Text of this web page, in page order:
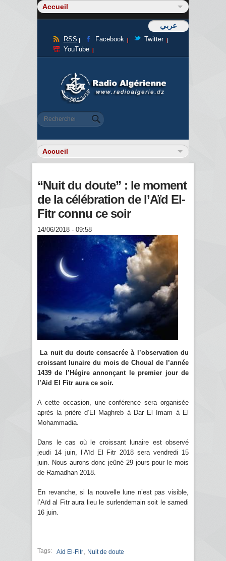
عربي
RSS Facebook
Twitter
YouTube
Formulaire de recherche
Rechercher
“Nuit du doute” : le moment
de la célébration de l’Aïd El-
Fitr connu ce soir
14/06/2018 - 09:58
La nuit du doute consacrée à l’observation du
croissant lunaire du mois de Choual de l’année
1439 de l’Hégire annonçant le premier jour de
l’Aid El Fitr aura ce soir.
A cette occasion, une conférence sera organisée
après la prière d’El Maghreb à Dar El Imam à El
Mohammadia.
Dans le cas où le croissant lunaire est observé
jeudi 14 juin, l’Aïd El Fitr 2018 sera vendredi 15
juin. Nous aurons donc jeûné 29 jours pour le mois
de Ramadhan 2018.
En revanche, si la nouvelle lune n’est pas visible,
l’Aïd al Fitr aura lieu le surlendemain soit le samedi
16 juin.
Tags: Aid El-Fitr Nuit de doute